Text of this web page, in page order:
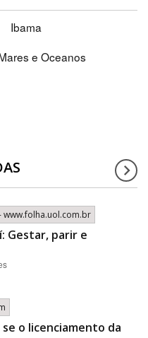
Ibama
e Oceanos
www.folha.uol.com.br
Gestar, parir e
o licenciamento da